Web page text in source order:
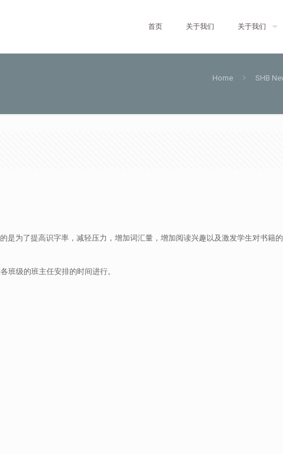
首页 关于我们 关于我们
Home SHB
为了提高识字率，减轻压力，增加词汇量，增加阅读兴趣以及激发学生对书籍
班级的班主任安排的时间进行。